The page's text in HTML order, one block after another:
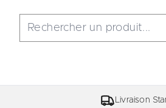
Livraison